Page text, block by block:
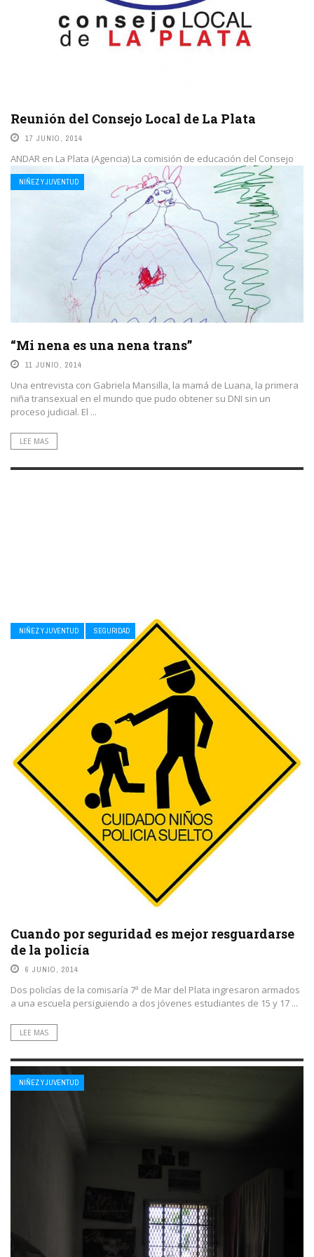
Reunión del Consejo Local de La Plata
17 JUNIO, 2014
ANDAR en La Plata (Agencia) La comisión de educación del Consejo
Local de La Plata convocó a una asamblea extraordinaria el día 18/6
a ...NIÑEZ Y JUVENTUD
“Mi nena es una nena trans”
11 JUNIO, 2014
Una entrevista con Gabriela Mansilla, la mamá de Luana, la primera
niña transexual en el mundo que pudo obtener su DNI sin un
proceso judicial. El ...
LEE MAS
NIÑEZ Y JUVENTUD SEGURIDAD
Cuando por seguridad es mejor resguardarse
de la policía
6 JUNIO, 2014
Dos policías de la comisaría 7ª de Mar del Plata ingresaron armados
a una escuela persiguiendo a dos jóvenes estudiantes de 15 y 17 ...
LEE MAS
NIÑEZ Y JUVENTUD